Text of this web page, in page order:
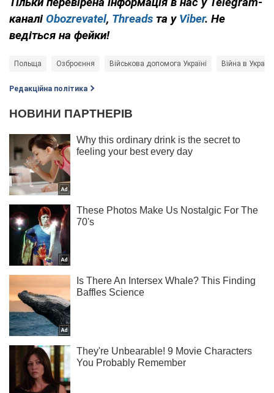
каналі Obozrevatel, Threads та у Viber. Не
ведіться на фейки!
Польща Озброєння Військова допомога Україні Війна в Україні
Редакційна політика